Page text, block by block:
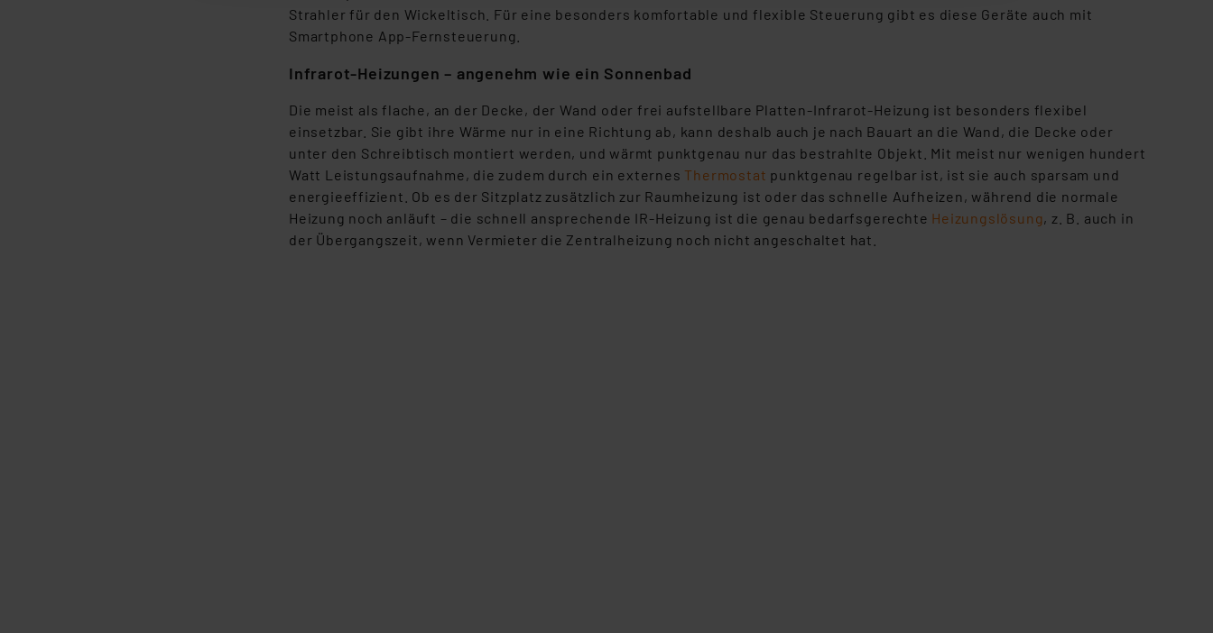
„Einige Drittanbieter verarbeiten personenbezogene Daten in den USA. Ihre Einwilligung zur Einbindung von Cookies
Nähere Infos zu diesen Drittanbietern und zu der jeweiligen Datenübermittlung erhalten Sie in der Datenschutzerklärung.
Datenschutz nach EU-Standards eingestuft wird. So besteht etwa das Risiko, dass US-Behörden personenbezogene
Daten in Überwachungsprogrammen verarbeiten, ohne dass hiergegen Klagemöglichkeiten für Europäer bestehen.
Unsere Kooperation mit diesen Dienstleistern stützt sich auf die Standarddatenschutzklauseln der Europäischen
Kommission sowie einer eigenen Beurteilung der mit der Datenübermittlung, insbesondere der Art der übermittelten
Daten, verbundenen Risiken.“
Impressum| Datenschutzerklärung
Strahler für den Wickeltisch. Für eine besonders komfortable und flexible Steuerung gibt es diese Geräte auch mit
Smartphone App-Fernsteuerung.
Infrarot-Heizungen – angenehm wie ein Sonnenbad
Die meist als flache, an der Decke, der Wand oder frei aufstellbare Platten-Infrarot-Heizung ist besonders flexibel
einsetzbar. Sie gibt ihre Wärme nur in eine Richtung ab, kann deshalb auch je nach Bauart an die Wand, die Decke oder
unter den Schreibtisch montiert werden, und wärmt punktgenau nur das bestrahlte Objekt. Mit meist nur wenigen hundert
Watt Leistungsaufnahme, die zudem durch ein externes Thermostat punktgenau regelbar ist, ist sie auch sparsam und
energieeffizient. Ob es der Sitzplatz zusätzlich zur Raumheizung ist oder das schnelle Aufheizen, während die normale
Heizung noch anläuft – die schnell ansprechende IR-Heizung ist die genau bedarfsgerechte Heizungslösung, z. B. auch in
der Übergangszeit, wenn Vermieter die Zentralheizung noch nicht angeschaltet hat.